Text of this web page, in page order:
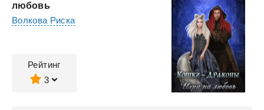
любовь
Волкова Риска
Рейтинг
3